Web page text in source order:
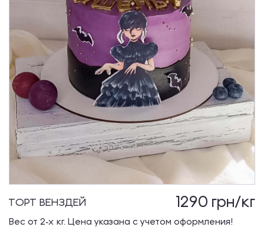
ТОРТ ВЕНЗДЕЙ 1290 грн/кг
Вес от 2-х кг. Цена указана с учетом оформления!